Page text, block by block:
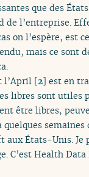
que des
de l’entreprise.
on l’espère, est
mais ce sont
l’April [2] est en
libres sont
être libres,
États-Unis. Je
C’est Health Data